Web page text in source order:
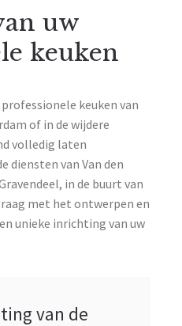
uw
keuken
keuken van
of in de wijdere
volledig laten
diensten van Van den
in de buurt van
met het ontwerpen en
unieke inrichting van uw
van de